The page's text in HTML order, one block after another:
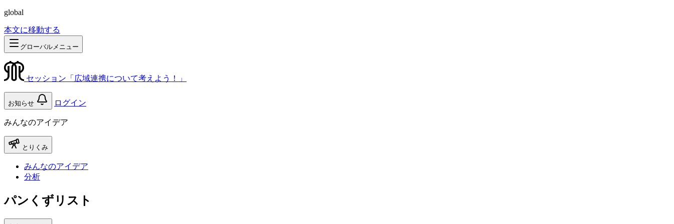
global
本文に移動する
グローバルメニュー
セッション「広域連携について考えよう！」
お知らせ ログイン
みんなのアイデア
とりくみ
みんなのアイデア
分析
パンくずリスト